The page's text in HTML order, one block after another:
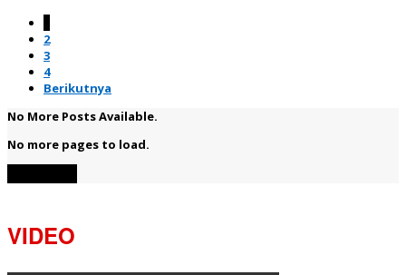
2
3
4
Berikutnya
No More Posts Available.
No more pages to load.
VIDEO